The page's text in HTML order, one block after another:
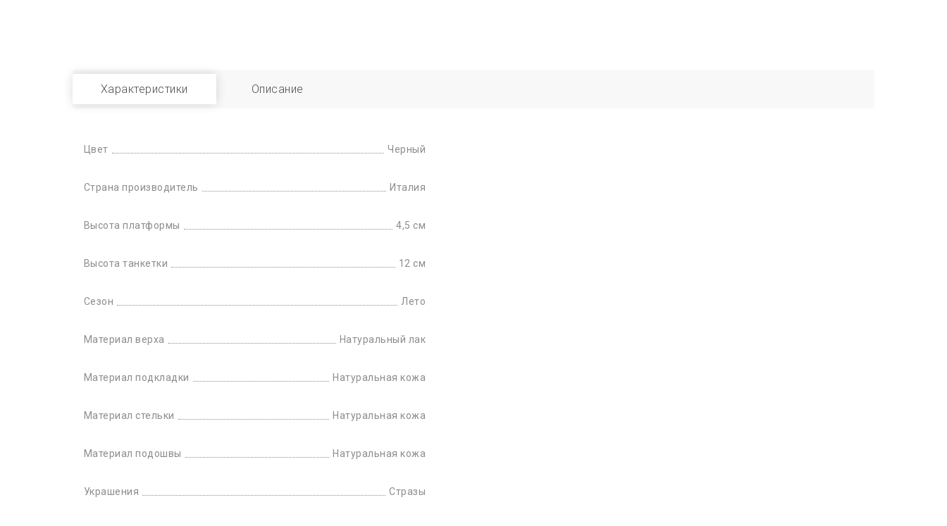
Характеристики Описание
Цвет Черный
Страна производитель Италия
Высота платформы 4,5 см
Высота танкетки 12 см
Сезон Лето
Материал верха Натуральный лак
Материал подкладки Натуральная кожа
Материал стельки Натуральная кожа
Материал подошвы Натуральная кожа
Украшения Стразы